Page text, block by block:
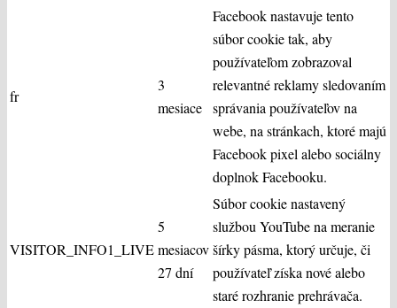
fr
3
mesiace
Facebook nastavuje tento
súbor cookie tak, aby
používateľom zobrazoval
relevantné reklamy sledovaním
správania používateľov na
webe, na stránkach, ktoré majú
Facebook pixel alebo sociálny
doplnok Facebooku.
VISITOR_INFO1_LIVE
5
mesiacov
27 dní
Súbor cookie nastavený
službou YouTube na meranie
šírky pásma, ktorý určuje, či
používateľ získa nové alebo
staré rozhranie prehrávača.